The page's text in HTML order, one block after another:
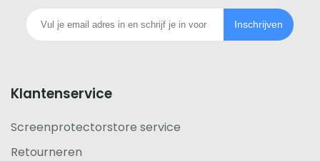
telefoon
Inschrijven
Klantenservice
Screenprotectorstore service
Retourneren